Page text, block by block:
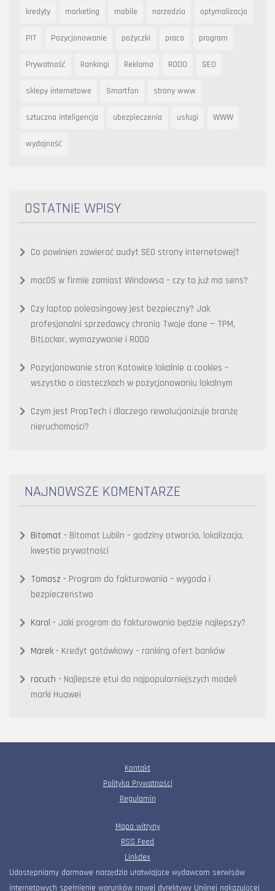
kredyty marketing mobile narzędzia optymalizacja
PIT Pozycjonowanie pożyczki praca program
Prywatność Rankingi Reklama RODO SEO
sklepy internetowe Smartfon strony www
sztuczna inteligencja ubezpieczenia usługi WWW
wydajność
OSTATNIE WPISY
Co powinien zawierać audyt SEO strony internetowej?
macOS w firmie zamiast Windowsa – czy to już ma sens?
Czy laptop poleasingowy jest bezpieczny? Jak
profesjonalni sprzedawcy chronią Twoje dane — TPM,
BitLocker, wymazywanie i RODO
Pozycjonowanie stron Katowice lokalnie a cookies –
wszystko o ciasteczkach w pozycjonowaniu lokalnym
Czym jest PropTech i dlaczego rewolucjonizuje branżę
nieruchomości?
NAJNOWSZE KOMENTARZE
Bitomat - Bitomat Lublin – godziny otwarcia, lokalizacja,
kwestia prywatności
Tomasz - Program do fakturowania – wygoda i
bezpieczeństwo
Karol - Jaki program do fakturowania będzie najlepszy?
Marek - Kredyt gotówkowy – ranking ofert banków
racuch - Najlepsze etui do najpopularniejszych modeli
marki Huawei
Kontakt
Polityka Prywatności
Regulamin
Mapa witryny
RSS Feed
Linkdex
Udostępniamy darmowe narzędzia ułatwiające wydawcom serwisów
internetowych spełnienie warunków nowej dyrektywy Unijnej nakazującej